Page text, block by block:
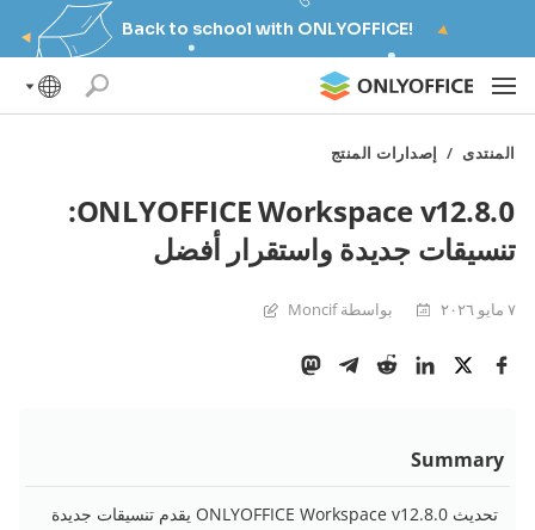
Back to school with ONLYOFFICE!
المنتدى / إصدارات المنتج
ONLYOFFICE Workspace v12.8.0:
تنسيقات جديدة واستقرار أفضل
٧ مايو ٢٠٢٦ بواسطة Moncif
Summary
تحديث ONLYOFFICE Workspace v12.8.0 يقدم تنسيقات جديدة